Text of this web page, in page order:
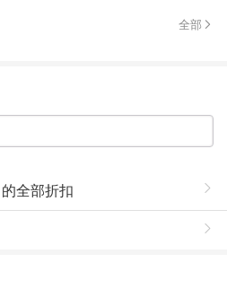
全部
的全部折扣